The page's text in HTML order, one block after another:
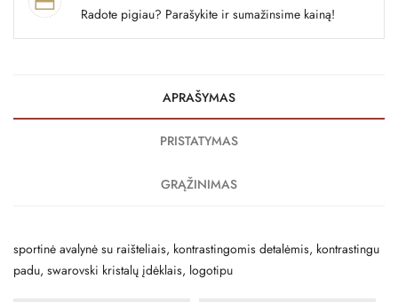
Radote pigiau? Parašykite ir sumažinsime kainą!
APRAŠYMAS
PRISTATYMAS
GRĄŽINIMAS
sportinė avalynė su raišteliais, kontrastingomis detalėmis, kontrastingu
padu, swarovski kristalų įdėklais, logotipu